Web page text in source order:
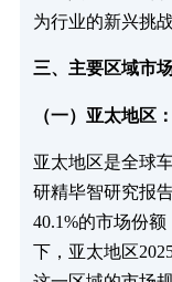
为行业的新兴挑战
三、主要区域市
（一）亚太地区
亚太地区是全球
研精毕智研究报
40.1%的市场份额
下，亚太地区